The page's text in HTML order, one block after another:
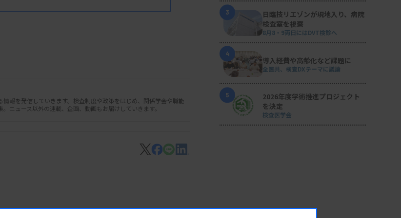
2024年10月版」（PDF版）を
から提供された承認情報や製
クスとロシュDCジャパンが掲
協のウェブサイトで購入でき
報を発信していきます。検査制度や政策をはじめ、関係学会や職能
ニュース以外の連載、企画、動画もお届けしていきます。
3
日臨技リエゾンが現地入り、病院
検査室を視察
8月8・9両日にはDVT検診へ
4
導入経費や高齢化など課題に
全医共、検査DXテーマに議論
5
2026年度学術推進プロジェクト
を決定
検査医学会